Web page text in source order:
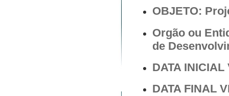
OBJETO:
Orgão ou
de
DATA INICIAL
DATA FINAL